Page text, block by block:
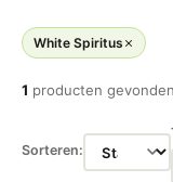
White Spiritus
1 producten gevonden
Sorteren: